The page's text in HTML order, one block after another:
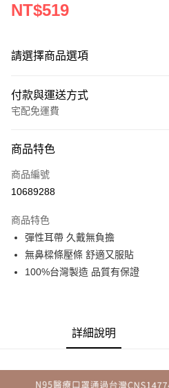
NT$519
請選擇商品選項
付款與運送方式
宅配免運費
信用卡一次付款
LINE Pay
街口支付
悠遊付
【大哥付你分期使用說明】
1.本服務由台灣大哥大提供，台灣大哥大
AFTEE先享後付
商品特色
商品編號
10689288
商品特色
彈性耳帶 久戴無負擔
無鼻樑條壓條 舒適又服貼
100%台灣製造 品質有保證
詳細說明